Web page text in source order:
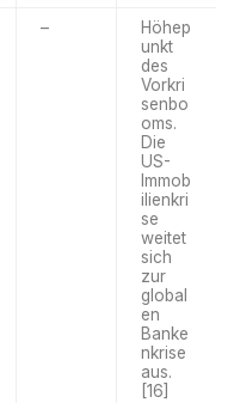
–
Höhep
unkt
des
Vorkri
senbo
oms.
Die
US-
Immob
ilienkri
se
weitet
sich
zur
global
en
Banke
nkrise
aus.
[16]